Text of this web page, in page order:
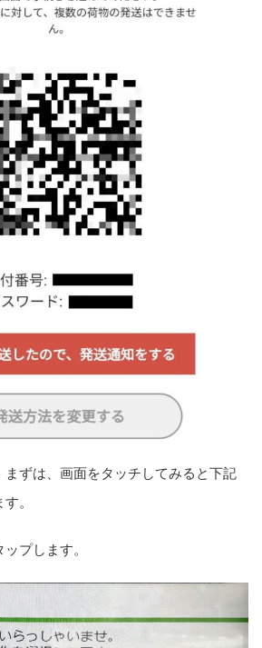
ずは、画面をタッチしてみると下記
。
プします。